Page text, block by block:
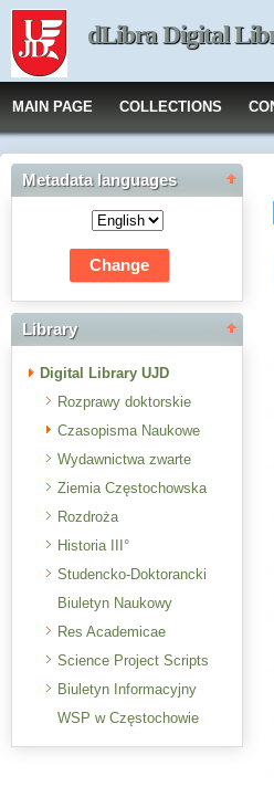
dLibra Digital
MAIN PAGE COLLECTIONS
Metadata languages
Library
Digital Library UJD
Rozprawy doktorskie
Czasopisma Naukowe
Wydawnictwa zwarte
Ziemia Częstochowska
Rozdroża
Historia III°
Studencko-Doktorancki
Biuletyn Naukowy
Res Academicae
Science Project Scripts
Biuletyn Informacyjny
WSP w Częstochowie